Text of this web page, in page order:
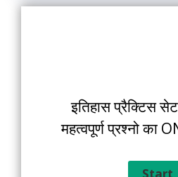
इतिहास प्रैक्टिस
महत्वपूर्ण प्रश्नो का